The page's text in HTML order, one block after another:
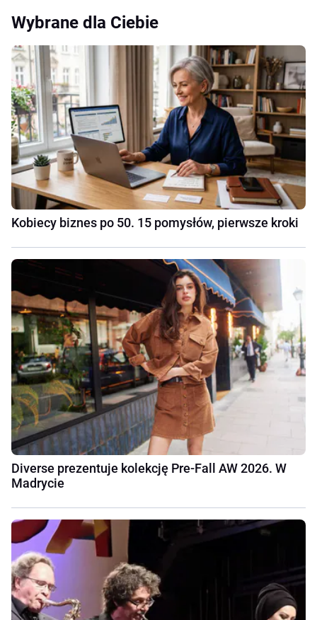
Wybrane dla Ciebie
Kobiecy biznes po 50. 15 pomysłów, pierwsze kroki
Diverse prezentuje kolekcję Pre-Fall AW 2026. W
Madrycie